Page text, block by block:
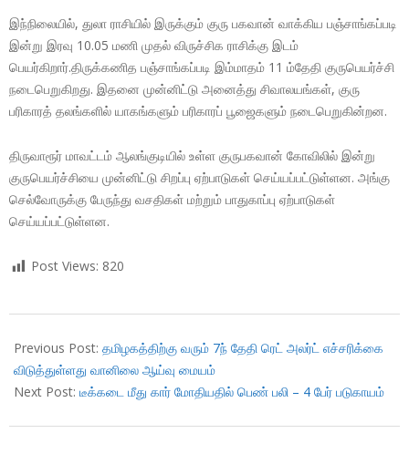
இந்நிலையில், துலா ராசியில் இருக்கும் குரு பகவான் வாக்கிய பஞ்சாங்கப்படி
இன்று இரவு 10.05 மணி முதல் விருச்சிக ராசிக்கு இடம்
பெயர்கிறார்.திருக்கணித பஞ்சாங்கப்படி இம்மாதம் 11 ம்தேதி குருபெயர்ச்சி
நடைபெறுகிறது. இதனை முன்னிட்டு அனைத்து சிவாலயங்கள், குரு
பரிகாரத் தலங்களில் யாகங்களும் பரிகாரப் பூஜைகளும் நடைபெறுகின்றன.
திருவாரூர் மாவட்டம் ஆலங்குடியில் உள்ள குருபகவான் கோவிலில் இன்று
குருபெயர்ச்சியை முன்னிட்டு சிறப்பு ஏற்பாடுகள் செய்யப்பட்டுள்ளன. அங்கு
செல்வோருக்கு பேருந்து வசதிகள் மற்றும் பாதுகாப்பு ஏற்பாடுகள்
செய்யப்பட்டுள்ளன.
Post Views: 820
10-
04
Previous Post: தமிழகத்திற்கு வரும் 7ந் தேதி ரெட் அலர்ட் எச்சரிக்கை
விடுத்துள்ளது வானிலை ஆய்வு மையம்
Next Post: டீக்கடை மீது கார் மோதியதில் பெண் பலி – 4 பேர் படுகாயம்